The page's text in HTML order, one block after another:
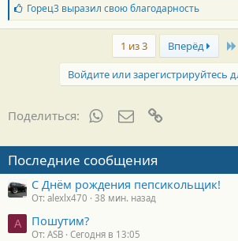
Б
л
а
о
т
и
:
Горец3выразил свою благодарность
1 из 3 Вперёд
Войдите или зарегистрируйтесь
Поделиться: WhatsAppЭлектронная почта
Последние сообщения
С Днём рождения пепсикольщик!
От: alexlx470 38 мин. назад
A Пошутим?
От: ASB Сегодня в 13:05